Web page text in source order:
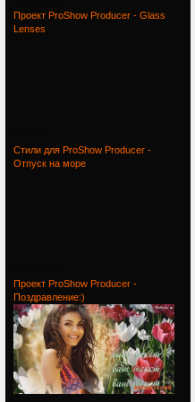
Проект ProShow Producer - Glass
Lenses
Стили для ProShow Producer -
Отпуск на море
Проект ProShow Producer -
Поздравление:)